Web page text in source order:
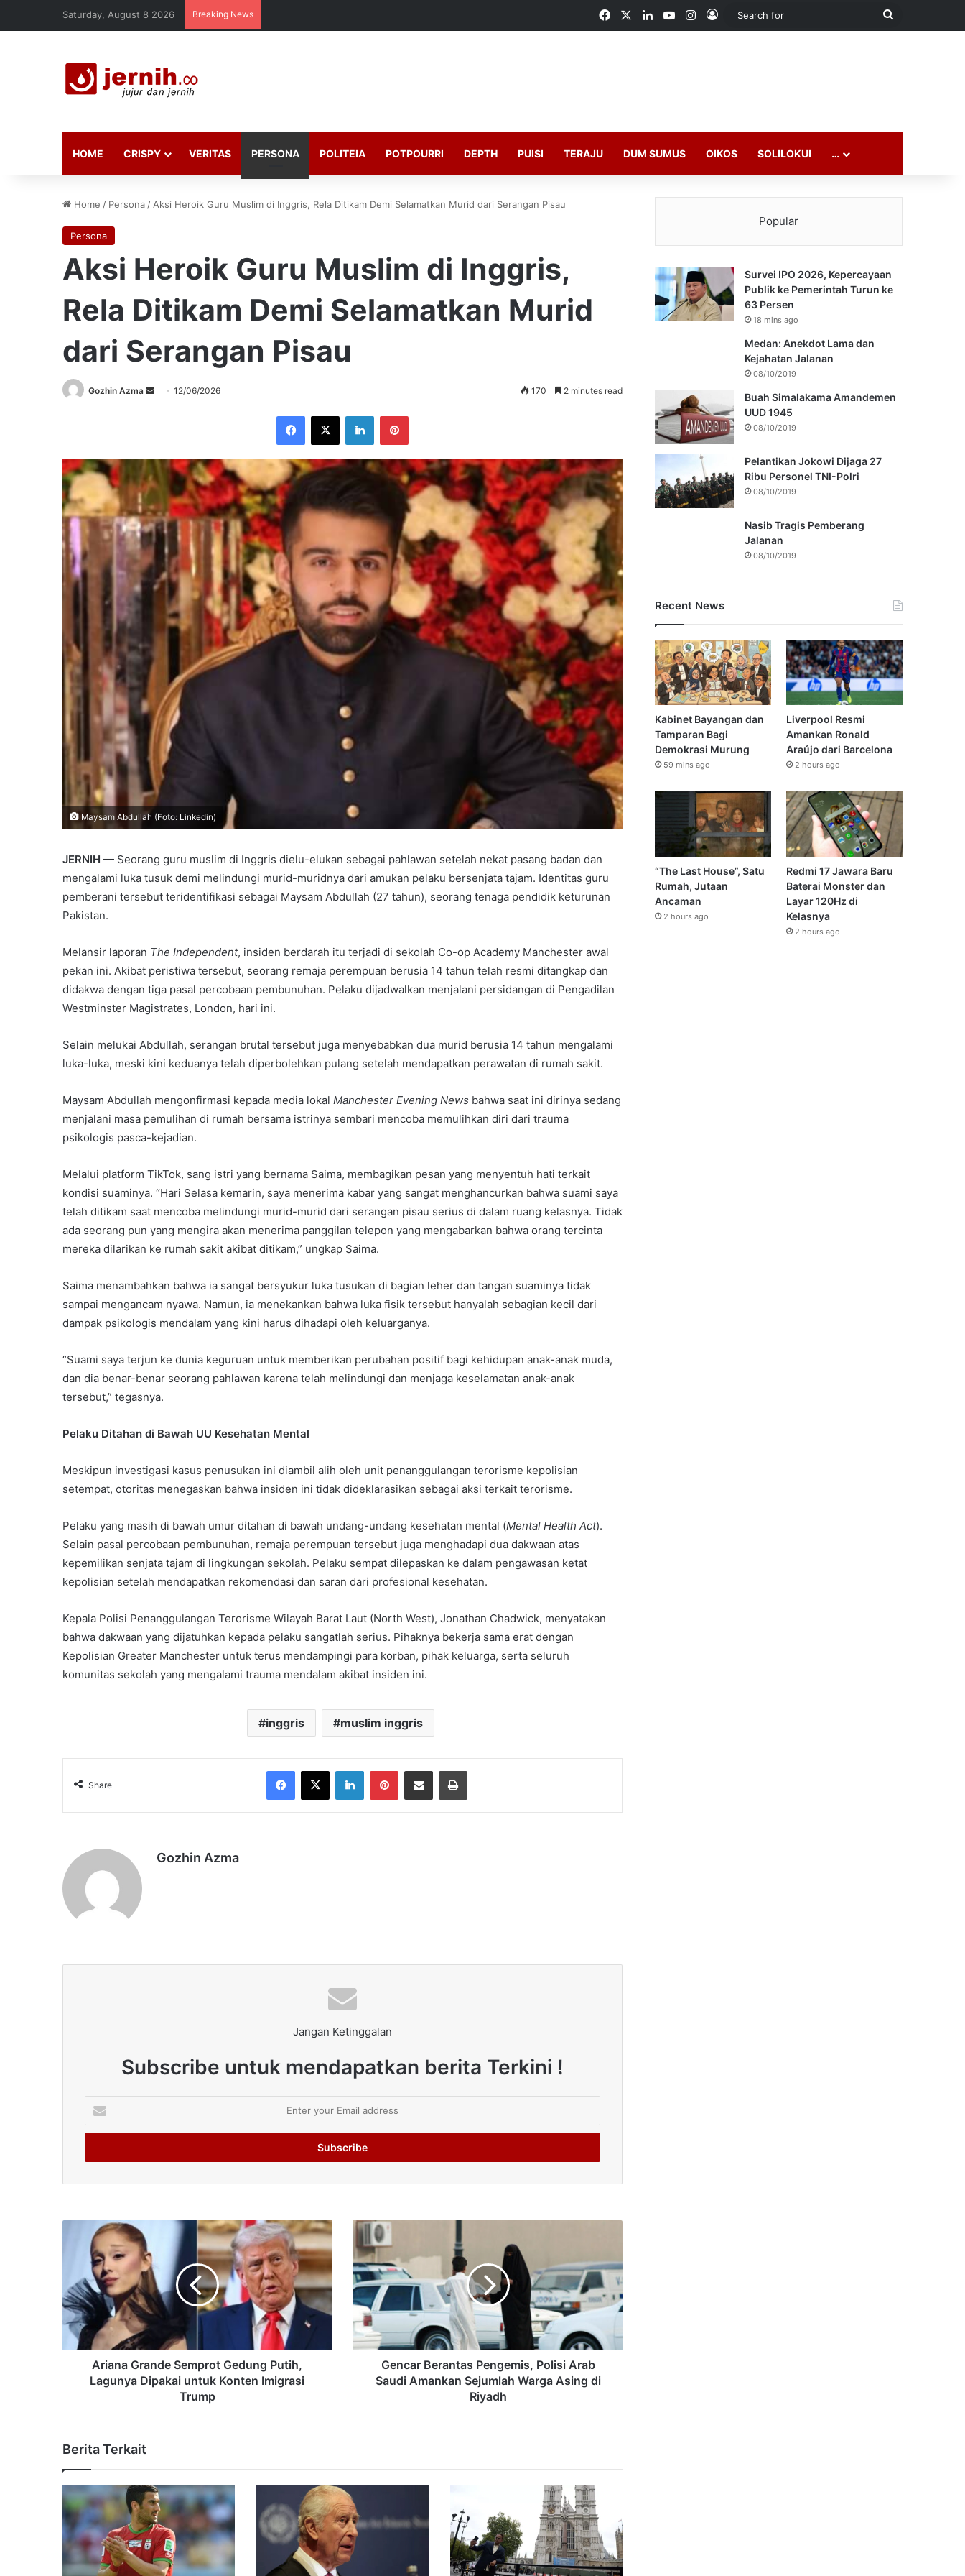
Saturday, August 8 2026 Breaking News FacebookLinkedInYouTubeInstagram
Log In
Search
HOME CRISPY VERITAS PERSONA POLITEIA POTPOURRI DEPTH PUISI TERAJU DUM SUMUS OIKOS SOLILOKUI …
Home / Persona / Aksi Heroik Guru Muslim di Inggris, Rela Ditikam Demi Selamatkan Murid dari Serangan Pisau
Persona
Aksi Heroik Guru Muslim di Inggris,
Rela Ditikam Demi Selamatkan Murid
dari Serangan Pisau
Gozhin Azma
Send12/06/2026 170 2 minutes read
Facebook
X LinkedInPinterest
Maysam Abdullah (Foto: Linkedin)
JERNIH — Seorang guru muslim di Inggris dielu-elukan sebagai pahlawan setelah nekat pasang badan dan
mengalami luka tusuk demi melindungi murid-muridnya dari amukan pelaku bersenjata tajam. Identitas guru
pemberani tersebut teridentifikasi sebagai Maysam Abdullah (27 tahun), seorang tenaga pendidik keturunan
Pakistan.
Melansir laporan The Independent, insiden berdarah itu terjadi di sekolah Co-op Academy Manchester awal
pekan ini. Akibat peristiwa tersebut, seorang remaja perempuan berusia 14 tahun telah resmi ditangkap dan
didakwa dengan tiga pasal percobaan pembunuhan. Pelaku dijadwalkan menjalani persidangan di Pengadilan
Westminster Magistrates, London, hari ini.
Selain melukai Abdullah, serangan brutal tersebut juga menyebabkan dua murid berusia 14 tahun mengalami
luka-luka, meski kini keduanya telah diperbolehkan pulang setelah mendapatkan perawatan di rumah sakit.
Maysam Abdullah mengonfirmasi kepada media lokal Manchester Evening News bahwa saat ini dirinya sedang
menjalani masa pemulihan di rumah bersama istrinya sembari mencoba memulihkan diri dari trauma
psikologis pasca-kejadian.
Melalui platform TikTok, sang istri yang bernama Saima, membagikan pesan yang menyentuh hati terkait
kondisi suaminya. “Hari Selasa kemarin, saya menerima kabar yang sangat menghancurkan bahwa suami saya
telah ditikam saat mencoba melindungi murid-murid dari serangan pisau serius di dalam ruang kelasnya. Tidak
ada seorang pun yang mengira akan menerima panggilan telepon yang mengabarkan bahwa orang tercinta
mereka dilarikan ke rumah sakit akibat ditikam,” ungkap Saima.
Saima menambahkan bahwa ia sangat bersyukur luka tusukan di bagian leher dan tangan suaminya tidak
sampai mengancam nyawa. Namun, ia menekankan bahwa luka fisik tersebut hanyalah sebagian kecil dari
dampak psikologis mendalam yang kini harus dihadapi oleh keluarganya.
“Suami saya terjun ke dunia keguruan untuk memberikan perubahan positif bagi kehidupan anak-anak muda,
dan dia benar-benar seorang pahlawan karena telah melindungi dan menjaga keselamatan anak-anak
tersebut,” tegasnya.
Pelaku Ditahan di Bawah UU Kesehatan Mental
Meskipun investigasi kasus penusukan ini diambil alih oleh unit penanggulangan terorisme kepolisian
setempat, otoritas menegaskan bahwa insiden ini tidak dideklarasikan sebagai aksi terkait terorisme.
Pelaku yang masih di bawah umur ditahan di bawah undang-undang kesehatan mental (Mental Health Act).
Selain pasal percobaan pembunuhan, remaja perempuan tersebut juga menghadapi dua dakwaan atas
kepemilikan senjata tajam di lingkungan sekolah. Pelaku sempat dilepaskan ke dalam pengawasan ketat
kepolisian setelah mendapatkan rekomendasi dan saran dari profesional kesehatan.
Kepala Polisi Penanggulangan Terorisme Wilayah Barat Laut (North West), Jonathan Chadwick, menyatakan
bahwa dakwaan yang dijatuhkan kepada pelaku sangatlah serius. Pihaknya bekerja sama erat dengan
Kepolisian Greater Manchester untuk terus mendampingi para korban, pihak keluarga, serta seluruh
komunitas sekolah yang mengalami trauma mendalam akibat insiden ini.
inggris muslim inggris
Share
Facebook
X LinkedInPinterestShare via Email Print
Gozhin Azma
Jangan Ketinggalan
Subscribe untuk mendapatkan berita Terkini !
your
Email
Ariana Grande Semprot Gedung Putih,
Lagunya Dipakai untuk Konten Imigrasi
Trump
Gencar Berantas Pengemis, Polisi Arab
Saudi Amankan Sejumlah Warga Asing di
Riyadh
Berita Terkait
Popular
Survei IPO 2026, Kepercayaan
Publik ke Pemerintah Turun ke
63 Persen
18 mins ago
Medan: Anekdot Lama dan
Kejahatan Jalanan
08/10/2019
Buah Simalakama Amandemen
UUD 1945
08/10/2019
Pelantikan Jokowi Dijaga 27
Ribu Personel TNI-Polri
08/10/2019
Nasib Tragis Pemberang
Jalanan
08/10/2019
Recent News
Kabinet Bayangan dan
Tamparan Bagi
Demokrasi Murung
59 mins ago
Liverpool Resmi
Amankan Ronald
Araújo dari Barcelona
2 hours ago
“The Last House”, Satu
Rumah, Jutaan
Ancaman
2 hours ago
Redmi 17 Jawara Baru
Baterai Monster dan
Layar 120Hz di
Kelasnya
2 hours ago